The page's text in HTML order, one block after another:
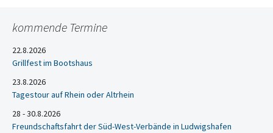
kommende Termine
22.8.2026
Grillfest im Bootshaus
23.8.2026
Tagestour auf Rhein oder Altrhein
28 - 30.8.2026
Freundschaftsfahrt der Süd-West-Verbände in Ludwigshafen